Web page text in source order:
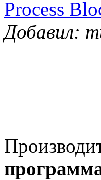
Process
Добавил: